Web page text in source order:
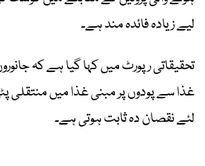
لیے زیادہ فائدہ مند ہے۔
تحقیقاتی رپورٹ میں کہا گیا ہے کہ
غذا سے پودوں پر مبنی غذا میں
لئے نقصان دہ ثابت ہوتی ہے۔